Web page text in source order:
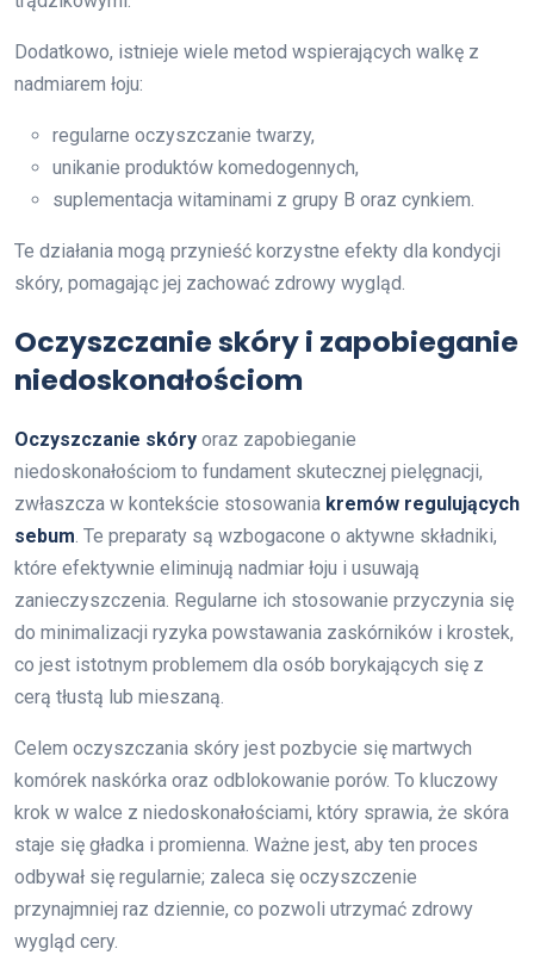
Dodatkowo, istnieje wiele metod wspierających walkę z
nadmiarem łoju:
regularne oczyszczanie twarzy,
unikanie produktów komedogennych,
suplementacja witaminami z grupy B oraz cynkiem.
Te działania mogą przynieść korzystne efekty dla kondycji
skóry, pomagając jej zachować zdrowy wygląd.
Oczyszczanie skóry i zapobieganie
niedoskonałościom
Oczyszczanie skóry oraz zapobieganie
niedoskonałościom to fundament skutecznej pielęgnacji,
zwłaszcza w kontekście stosowania kremów regulujących
sebum. Te preparaty są wzbogacone o aktywne składniki,
które efektywnie eliminują nadmiar łoju i usuwają
zanieczyszczenia. Regularne ich stosowanie przyczynia się
do minimalizacji ryzyka powstawania zaskórników i krostek,
co jest istotnym problemem dla osób borykających się z
cerą tłustą lub mieszaną.
Celem oczyszczania skóry jest pozbycie się martwych
komórek naskórka oraz odblokowanie porów. To kluczowy
krok w walce z niedoskonałościami, który sprawia, że skóra
staje się gładka i promienna. Ważne jest, aby ten proces
odbywał się regularnie; zaleca się oczyszczenie
przynajmniej raz dziennie, co pozwoli utrzymać zdrowy
wygląd cery.